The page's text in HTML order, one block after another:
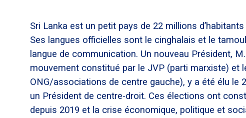
Sri Lanka est un petit pays de 22 millions
Ses langues officielles sont le cinghalais et le
langue de communication. Un nouveau Président,
mouvement constitué par le JVP (parti marxiste) et
ONG/associations de centre gauche), y a été élu le
un Président de centre-droit. Ces élections ont
depuis 2019 et la crise économique, politique et